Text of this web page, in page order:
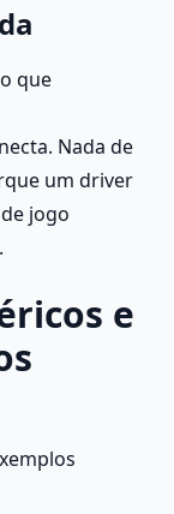
que
Nada de
um driver
jogo
e